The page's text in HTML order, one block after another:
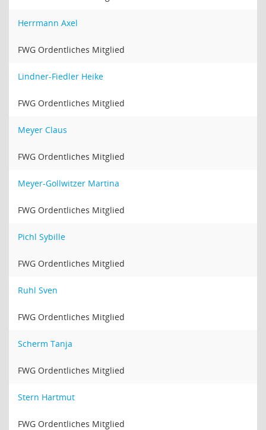
Herrmann Axel
FWG Ordentliches Mitglied
Lindner-Fiedler Heike
FWG Ordentliches Mitglied
Meyer Claus
FWG Ordentliches Mitglied
Meyer-Gollwitzer Martina
FWG Ordentliches Mitglied
Pichl Sybille
FWG Ordentliches Mitglied
Ruhl Sven
FWG Ordentliches Mitglied
Scherm Tanja
FWG Ordentliches Mitglied
Stern Hartmut
FWG Ordentliches Mitglied